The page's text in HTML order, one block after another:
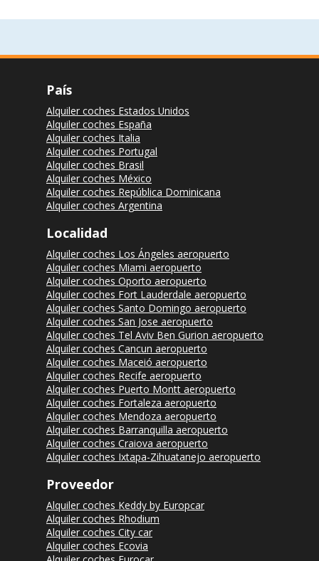
País
Alquiler coches Estados Unidos
Alquiler coches España
Alquiler coches Italia
Alquiler coches Portugal
Alquiler coches Brasil
Alquiler coches México
Alquiler coches República Dominicana
Alquiler coches Argentina
Localidad
Alquiler coches Los Ángeles aeropuerto
Alquiler coches Miami aeropuerto
Alquiler coches Oporto aeropuerto
Alquiler coches Fort Lauderdale aeropuerto
Alquiler coches Santo Domingo aeropuerto
Alquiler coches San Jose aeropuerto
Alquiler coches Tel Aviv Ben Gurion aeropuerto
Alquiler coches Cancun aeropuerto
Alquiler coches Maceió aeropuerto
Alquiler coches Recife aeropuerto
Alquiler coches Puerto Montt aeropuerto
Alquiler coches Fortaleza aeropuerto
Alquiler coches Mendoza aeropuerto
Alquiler coches Barranquilla aeropuerto
Alquiler coches Craiova aeropuerto
Alquiler coches Ixtapa-Zihuatanejo aeropuerto
Proveedor
Alquiler coches Keddy by Europcar
Alquiler coches Rhodium
Alquiler coches City car
Alquiler coches Ecovia